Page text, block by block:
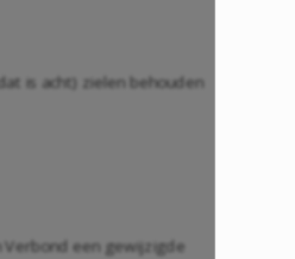
is acht) zielen behouden
een gewijzigde